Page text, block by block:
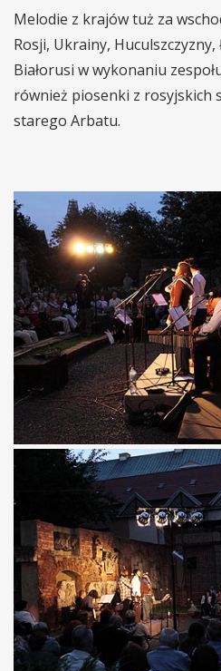
Melodie z krajów tuż za
Rosji, Ukrainy, Huculszczyzny,
Białorusi w wykonaniu
również piosenki z rosyjskich
starego Arbatu.